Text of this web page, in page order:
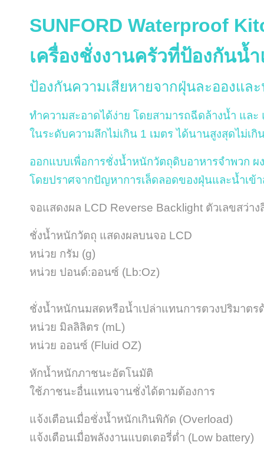
SUNFORD Waterproof
เครื่องชั่งงานครัวที่ป้องกันน้
ป้องกันความเสียหายจากฝุ่นละอองแล
ทำความสะอาดได้ง่าย โดยสามารถฉีดล้างน้ำ และ
ในระดับความลึกไม่เกิน 1 เมตร ได้นานสูงสุดไม่เกิ
ออกแบบเพื่อการชั่งน้ำหนักวัตถุดิบอาหารจำพวก ผ
โดยปราศจากปัญหาการเล็ดลอดของฝุ่นและน้ำเข้า
จอแสดงผล LCD Reverse Backlight ตัวเลขสว่
ชั่งน้ำหนักวัตถุ แสดงผลบนจอ LCD
หน่วย กรัม (g)
หน่วย ปอนด์:ออนซ์ (Lb:Oz)
ชั่งน้ำหนักนมสดหรือน้ำเปล่าแทนการตวงปริมาตร
หน่วย มิลลิลิตร (mL)
หน่วย ออนซ์ (Fluid OZ)
หักน้ำหนักภาชนะอัตโนมัติ
ใช้ภาชนะอื่นแทนจานชั่งได้ตามต้องการ
แจ้งเตือนเมื่อชั่งน้ำหนักเกินพิกัด (Overload)
แจ้งเตือนเมื่อพลังงานแบตเตอรี่ต่ำ (Low battery)